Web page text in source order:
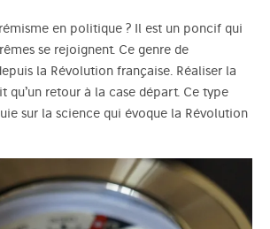
en politique ? Il est un poncif qui
se rejoignent. Ce genre de
la Révolution française. Réaliser la
qu’un retour à la case départ. Ce type
sur la science qui évoque la Révolution